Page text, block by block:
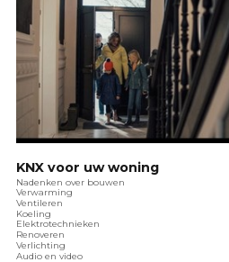
KNX voor uw woning
Nadenken over bouwen
Verwarming
Ventileren
Koeling
Elektrotechnieken
Renoveren
Verlichting
Audio en video